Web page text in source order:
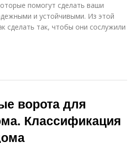
помогут сделать ваши
и устойчивыми. Из этой
сделать так, чтобы они сослужили
ворота для
Классификация